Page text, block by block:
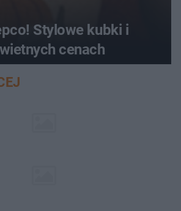
Stylowe kubki i
cenach